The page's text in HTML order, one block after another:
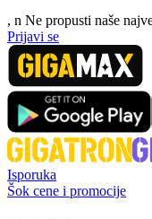
, n Ne propusti naše
Prijavi se
Isporuka
Šok cene i promocije